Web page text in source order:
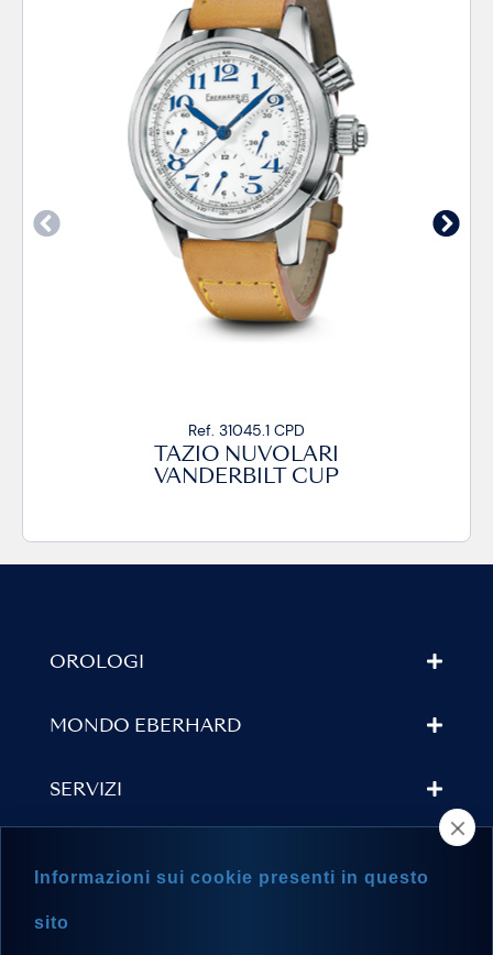
Ref. 31045.1 CPD
TAZIO NUVOLARI
VANDERBILT CUP
OROLOGI
MONDO EBERHARD
SERVIZI
Informazioni sui cookie presenti in questo
sito